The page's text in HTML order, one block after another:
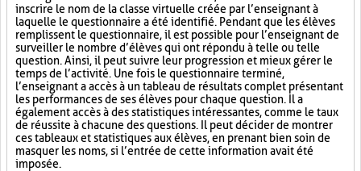
inscrire le nom de la classe virtuelle créée par l’enseignant à
laquelle le questionnaire a été identifié. Pendant que les élèves
remplissent le questionnaire, il est possible pour l’enseignant de
surveiller le nombre d’élèves qui ont répondu à telle ou telle
question. Ainsi, il peut suivre leur progression et mieux gérer le
temps de l’activité. Une fois le questionnaire terminé,
l’enseignant a accès à un tableau de résultats complet présentant
les performances de ses élèves pour chaque question. Il a
également accès à des statistiques intéressantes, comme le taux
de réussite à chacune des questions. Il peut décider de montrer
ces tableaux et statistiques aux élèves, en prenant bien soin de
masquer les noms, si l’entrée de cette information avait été
imposée.